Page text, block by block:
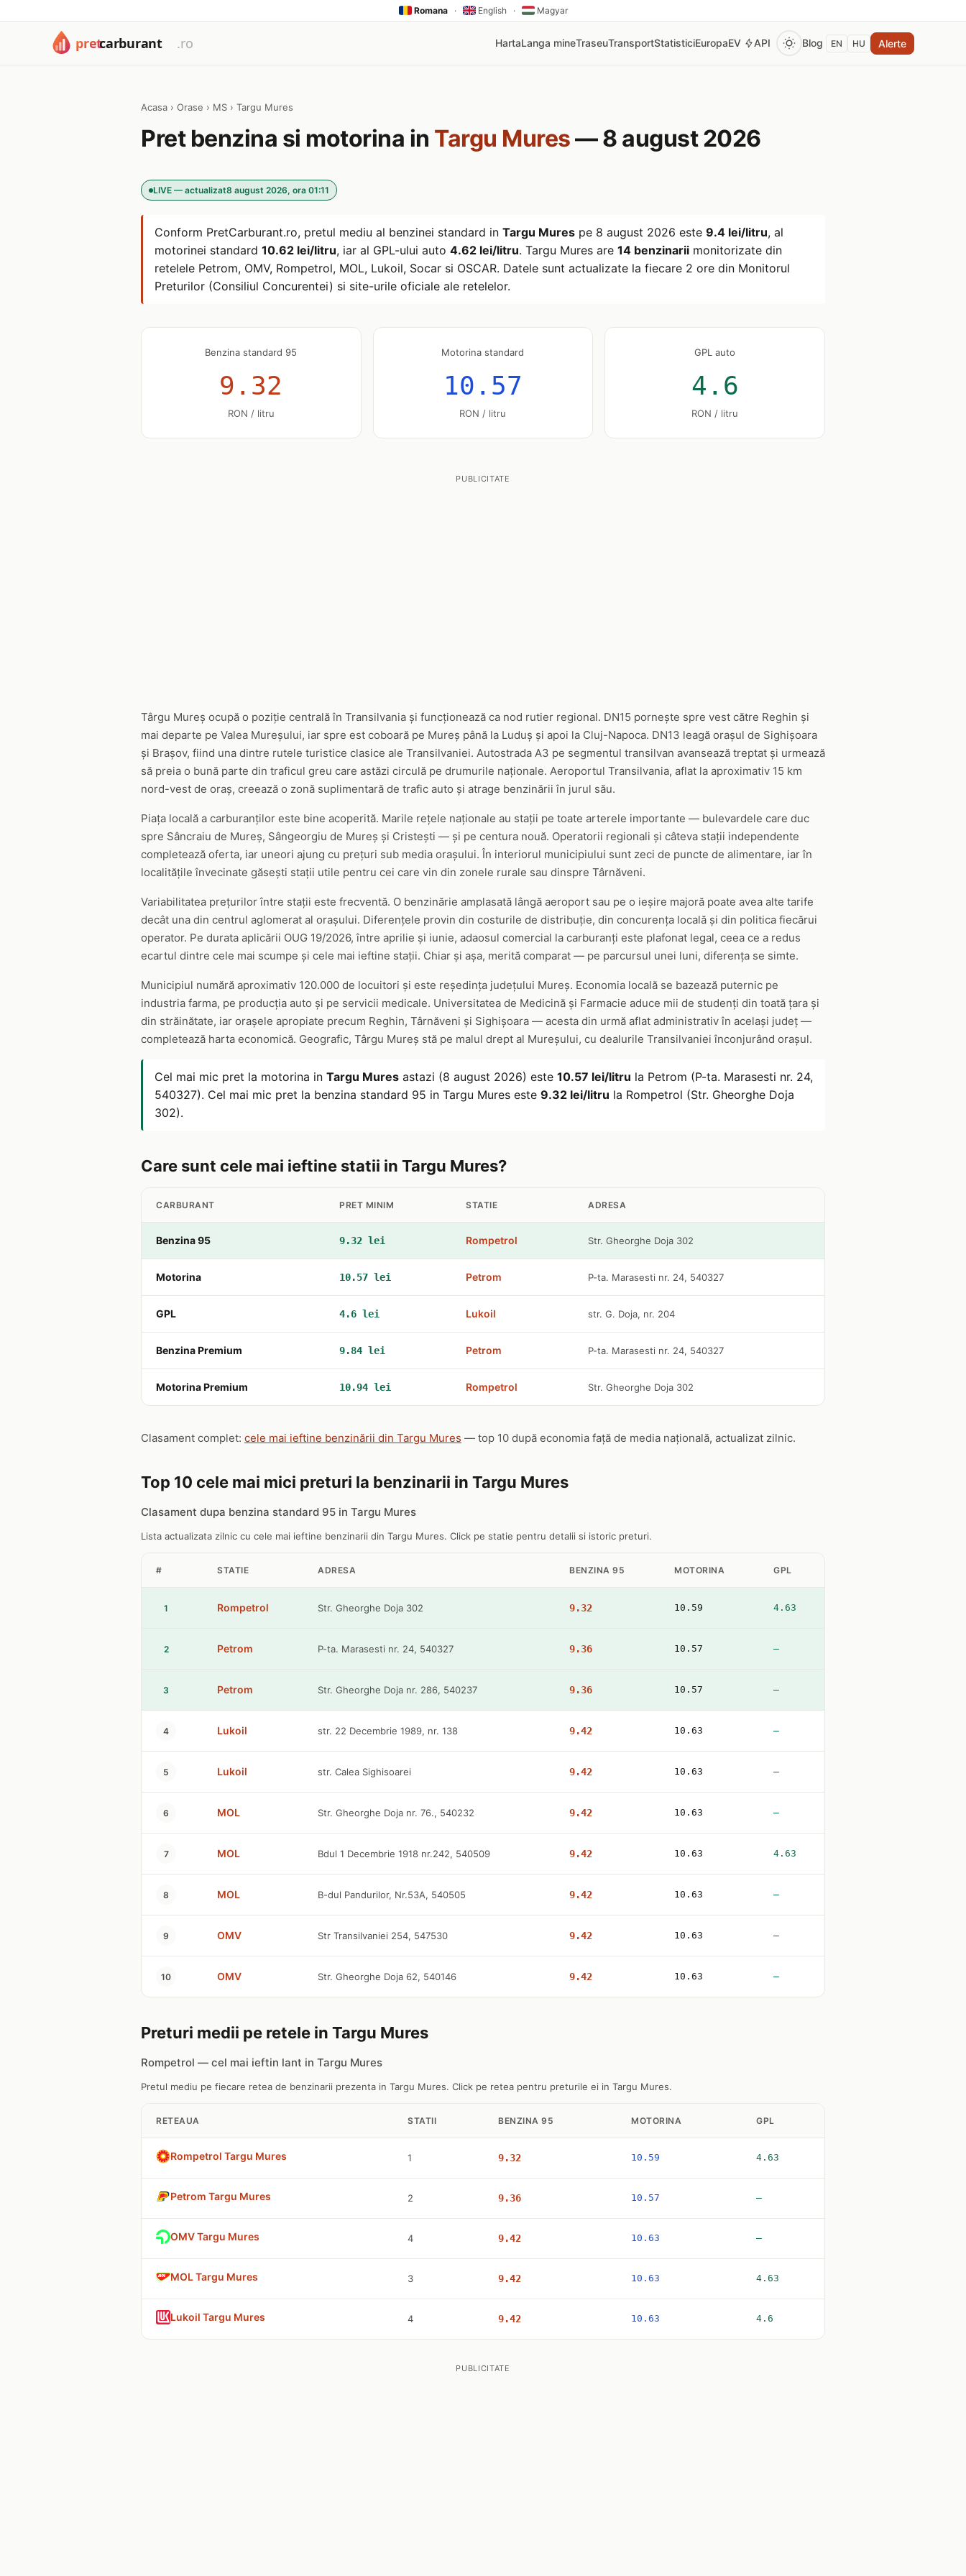
Romana · English · Magyar
HartaLanga mineTraseuTransportStatisticiEuropaEV API Blog EN HU Alerte
Acasa › Orase › MS › Targu Mures
Pret benzina si motorina in Targu Mures— 8 august 2026
LIVE — actualizat8 august 2026, ora 01:11
Conform PretCarburant.ro, pretul mediu al benzinei standard in Targu Mures pe 8 august 2026 este 9.4 lei/litru, al
motorinei standard 10.62 lei/litru, iar al GPL-ului auto 4.62 lei/litru. Targu Mures are 14 benzinarii monitorizate din
retelele Petrom, OMV, Rompetrol, MOL, Lukoil, Socar si OSCAR. Datele sunt actualizate la fiecare 2 ore din Monitorul
Preturilor (Consiliul Concurentei) si site-urile oficiale ale retelelor.
Benzina standard 95
9.32
RON / litru
Motorina standard
10.57
RON / litru
GPL auto
4.6
RON / litru
PUBLICITATE
Târgu Mureș ocupă o poziție centrală în Transilvania și funcționează ca nod rutier regional. DN15 pornește spre vest către Reghin și
mai departe pe Valea Mureșului, iar spre est coboară pe Mureș până la Luduș și apoi la Cluj-Napoca. DN13 leagă orașul de Sighișoara
și Brașov, fiind una dintre rutele turistice clasice ale Transilvaniei. Autostrada A3 pe segmentul transilvan avansează treptat și urmează
să preia o bună parte din traficul greu care astăzi circulă pe drumurile naționale. Aeroportul Transilvania, aflat la aproximativ 15 km
nord-vest de oraș, creează o zonă suplimentară de trafic auto și atrage benzinării în jurul său.
Piața locală a carburanților este bine acoperită. Marile rețele naționale au stații pe toate arterele importante — bulevardele care duc
spre Sâncraiu de Mureș, Sângeorgiu de Mureș și Cristești — și pe centura nouă. Operatorii regionali și câteva stații independente
completează oferta, iar uneori ajung cu prețuri sub media orașului. În interiorul municipiului sunt zeci de puncte de alimentare, iar în
localitățile învecinate găsești stații utile pentru cei care vin din zonele rurale sau dinspre Târnăveni.
Variabilitatea prețurilor între stații este frecventă. O benzinărie amplasată lângă aeroport sau pe o ieșire majoră poate avea alte tarife
decât una din centrul aglomerat al orașului. Diferențele provin din costurile de distribuție, din concurența locală și din politica fiecărui
operator. Pe durata aplicării OUG 19/2026, între aprilie și iunie, adaosul comercial la carburanți este plafonat legal, ceea ce a redus
ecartul dintre cele mai scumpe și cele mai ieftine stații. Chiar și așa, merită comparat — pe parcursul unei luni, diferența se simte.
Municipiul numără aproximativ 120.000 de locuitori și este reședința județului Mureș. Economia locală se bazează puternic pe
industria farma, pe producția auto și pe servicii medicale. Universitatea de Medicină și Farmacie aduce mii de studenți din toată țara și
din străinătate, iar orașele apropiate precum Reghin, Târnăveni și Sighișoara — acesta din urmă aflat administrativ în același județ —
completează harta economică. Geografic, Târgu Mureș stă pe malul drept al Mureșului, cu dealurile Transilvaniei înconjurând orașul.
Cel mai mic pret la motorina in Targu Mures astazi (8 august 2026) este 10.57 lei/litru la Petrom (P-ta. Marasesti nr. 24,
540327). Cel mai mic pret la benzina standard 95 in Targu Mures este 9.32 lei/litru la Rompetrol (Str. Gheorghe Doja
302).
Care sunt cele mai ieftine statii in Targu Mures?
CARBURANT PRET MINIM STATIE ADRESA
Benzina 95 9.32 lei Rompetrol Str. Gheorghe Doja 302
Motorina 10.57 lei Petrom P-ta. Marasesti nr. 24, 540327
GPL 4.6 lei Lukoil str. G. Doja, nr. 204
Benzina Premium 9.84 lei Petrom P-ta. Marasesti nr. 24, 540327
Motorina Premium 10.94 lei Rompetrol Str. Gheorghe Doja 302
Clasament complet: cele mai ieftine benzinării din Targu Mures — top 10 după economia față de media națională, actualizat zilnic.
Top 10 cele mai mici preturi la benzinarii in Targu Mures
Clasament dupa benzina standard 95 in Targu Mures
Lista actualizata zilnic cu cele mai ieftine benzinarii din Targu Mures. Click pe statie pentru detalii si istoric preturi.
# STATIE ADRESA BENZINA 95 MOTORINA GPL
1 Rompetrol Str. Gheorghe Doja 302 9.32 10.59 4.63
2 Petrom P-ta. Marasesti nr. 24, 540327 9.36 10.57 —
3 Petrom Str. Gheorghe Doja nr. 286, 540237 9.36 10.57 —
4 Lukoil str. 22 Decembrie 1989, nr. 138 9.42 10.63 —
5 Lukoil str. Calea Sighisoarei 9.42 10.63 —
6 MOL Str. Gheorghe Doja nr. 76., 540232 9.42 10.63 —
7 MOL Bdul 1 Decembrie 1918 nr.242, 540509 9.42 10.63 4.63
8 MOL B-dul Pandurilor, Nr.53A, 540505 9.42 10.63 —
9 OMV Str Transilvaniei 254, 547530 9.42 10.63 —
10 OMV Str. Gheorghe Doja 62, 540146 9.42 10.63 —
Preturi medii pe retele in Targu Mures
Rompetrol — cel mai ieftin lant in Targu Mures
Pretul mediu pe fiecare retea de benzinarii prezenta in Targu Mures. Click pe retea pentru preturile ei in Targu Mures.
RETEAUA STATII BENZINA 95 MOTORINA GPL
Rompetrol Targu Mures 1 9.32 10.59 4.63
Petrom Targu Mures 2 9.36 10.57 —
OMV Targu Mures 4 9.42 10.63 —
MOL Targu Mures 3 9.42 10.63 4.63
Lukoil Targu Mures 4 9.42 10.63 4.6
PUBLICITATE